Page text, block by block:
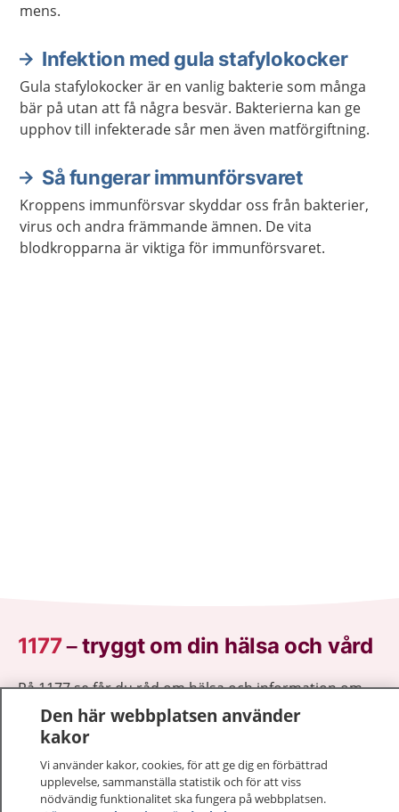
mens.
Infektion med gula stafylokocker
Gula stafylokocker är en vanlig bakterie som många
bär på utan att få några besvär. Bakterierna kan ge
upphov till infekterade sår men även matförgiftning.
Så fungerar immunförsvaret
Kroppens immunförsvar skyddar oss från bakterier,
virus och andra främmande ämnen. De vita
blodkropparna är viktiga för immunförsvaret.
1177–tryggt om din hälsa och vård
På 1177.se får du råd om hälsa och information om
sjukdomar och vilka mottagningar du kan kontakta.
Logga in för att läsa din journal och göra dina
sjukvårdsrådgivning dygnet runt.
1177 ger dig råd när du vill må bättre.
Den här webbplatsen använder
kakor
Vi använder kakor, cookies, för att ge dig en förbättrad
upplevelse, sammanställa statistik och för att viss
nödvändig funktionalitet ska fungera på webbplatsen.